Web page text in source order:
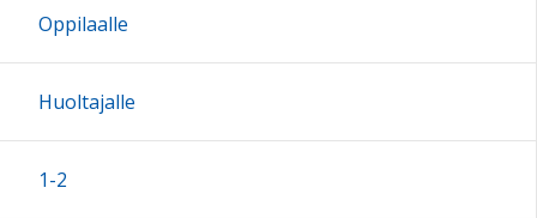
18:00
Oppilaalle
Huoltajalle
1-2